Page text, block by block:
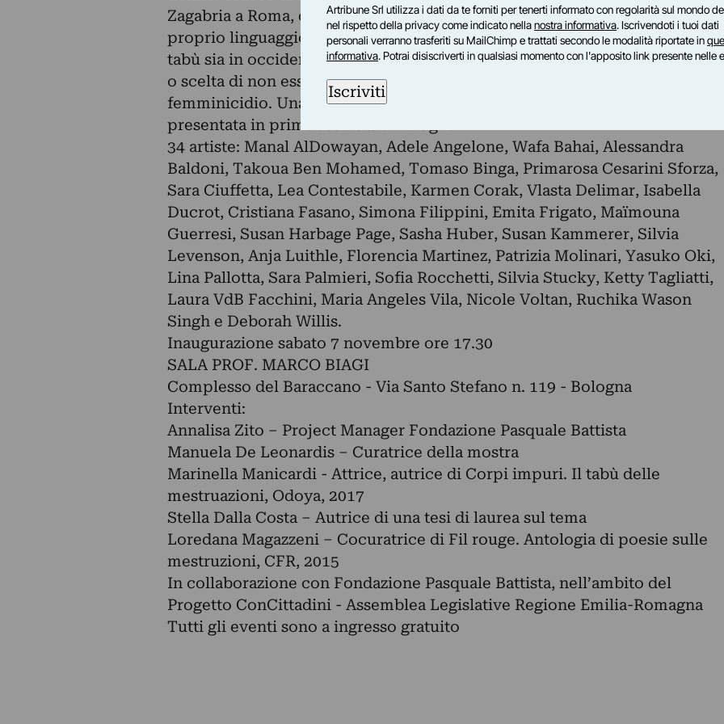
Zagabria a Roma, da L’Aquila a Perugia. Ciascuna artista ha affrontato con
proprio linguaggio i diversi aspetti del femminile, alcuni dei quali ancora
tabù sia in occidente che nel resto del mondo: nascita, pubertà, maternità
o scelta di non essere madre, menopausa, sessualità, violenza,
femminicidio. Una selezione di opere di questa mostra internazionale sarà
presentata in prima assoluta a Bologna.
34 artiste: Manal AlDowayan, Adele Angelone, Wafa Bahai, Alessandra
Baldoni, Takoua Ben Mohamed, Tomaso Binga, Primarosa Cesarini Sforza,
Sara Ciuffetta, Lea Contestabile, Karmen Corak, Vlasta Delimar, Isabella
Ducrot, Cristiana Fasano, Simona Filippini, Emita Frigato, Maïmouna
Guerresi, Susan Harbage Page, Sasha Huber, Susan Kammerer, Silvia
Levenson, Anja Luithle, Florencia Martinez, Patrizia Molinari, Yasuko Oki,
Lina Pallotta, Sara Palmieri, Sofia Rocchetti, Silvia Stucky, Ketty Tagliatti,
Laura VdB Facchini, Maria Angeles Vila, Nicole Voltan, Ruchika Wason
Singh e Deborah Willis.
Inaugurazione sabato 7 novembre ore 17.30
SALA PROF. MARCO BIAGI
Complesso del Baraccano - Via Santo Stefano n. 119 - Bologna
Interventi:
Annalisa Zito – Project Manager Fondazione Pasquale Battista
Manuela De Leonardis – Curatrice della mostra
Marinella Manicardi - Attrice, autrice di Corpi impuri. Il tabù delle
mestruazioni, Odoya, 2017
Stella Dalla Costa – Autrice di una tesi di laurea sul tema
Loredana Magazzeni – Cocuratrice di Fil rouge. Antologia di poesie sulle
mestruzioni, CFR, 2015
In collaborazione con Fondazione Pasquale Battista, nell’ambito del
Progetto ConCittadini - Assemblea Legislative Regione Emilia-Romagna
Tutti gli eventi sono a ingresso gratuito
Artribune Srl utilizza i dati da te forniti per tenerti informato con regolarità sul mondo
nel rispetto della privacy come indicato nellanostra informativa. Iscrivendoti i tuoi dati
personali verranno trasferiti su MailChimp e trattati secondo le modalità riportate in
informativa. Potrai disiscriverti in qualsiasi momento con l'apposito link presente nelle
Iscriviti